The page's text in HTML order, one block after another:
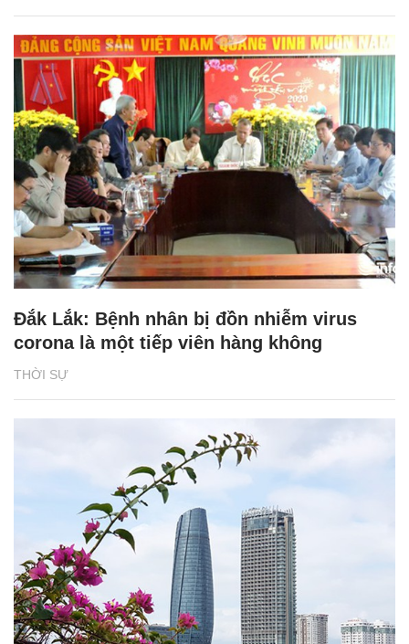
THỜI SỰ
Đắk Lắk: Bệnh nhân bị đồn nhiễm virus
corona là một tiếp viên hàng không